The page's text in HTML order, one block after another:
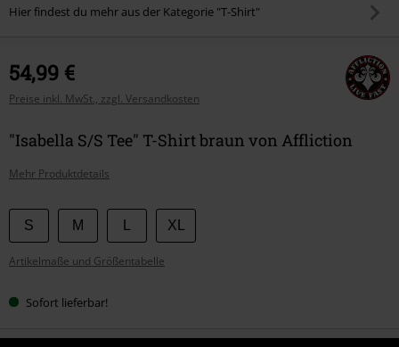
Hier findest du mehr aus der Kategorie "T-Shirt"
54,99 €
Preise inkl. MwSt., zzgl. Versandkosten
"Isabella S/S Tee" T-Shirt braun von Affliction
Mehr Produktdetails
Wähle
deine
Größe
S M XL
Artikelmaße und Größentabelle
Sofort lieferbar!